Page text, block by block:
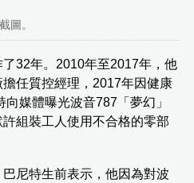
圖。
32年。2010年至2017年，他
任質控經理，2017年因健康
媒體曝光波音787「夢幻」
組裝工人使用不合格的零部
尼特生前表示，他因為對波